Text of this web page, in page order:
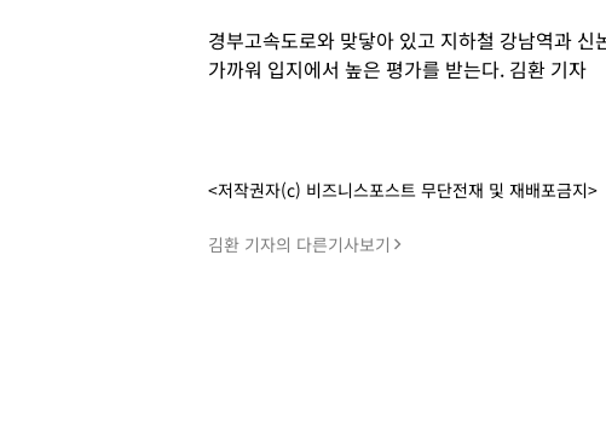
경부고속도로와 맞닿아 있고 지하철 강남역과
가까워 입지에서 높은 평가를 받는다. 김환 기자
<저작권자(c) 비즈니스포스트 무단전재 및 재배포금지>
김환 기자의 다른기사보기